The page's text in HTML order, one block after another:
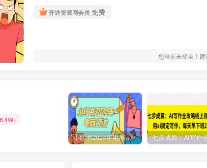
开通资源网会员 免费
您当前未登录！
小红书2024年电商打法，手把手教你如何打爆小红书店铺